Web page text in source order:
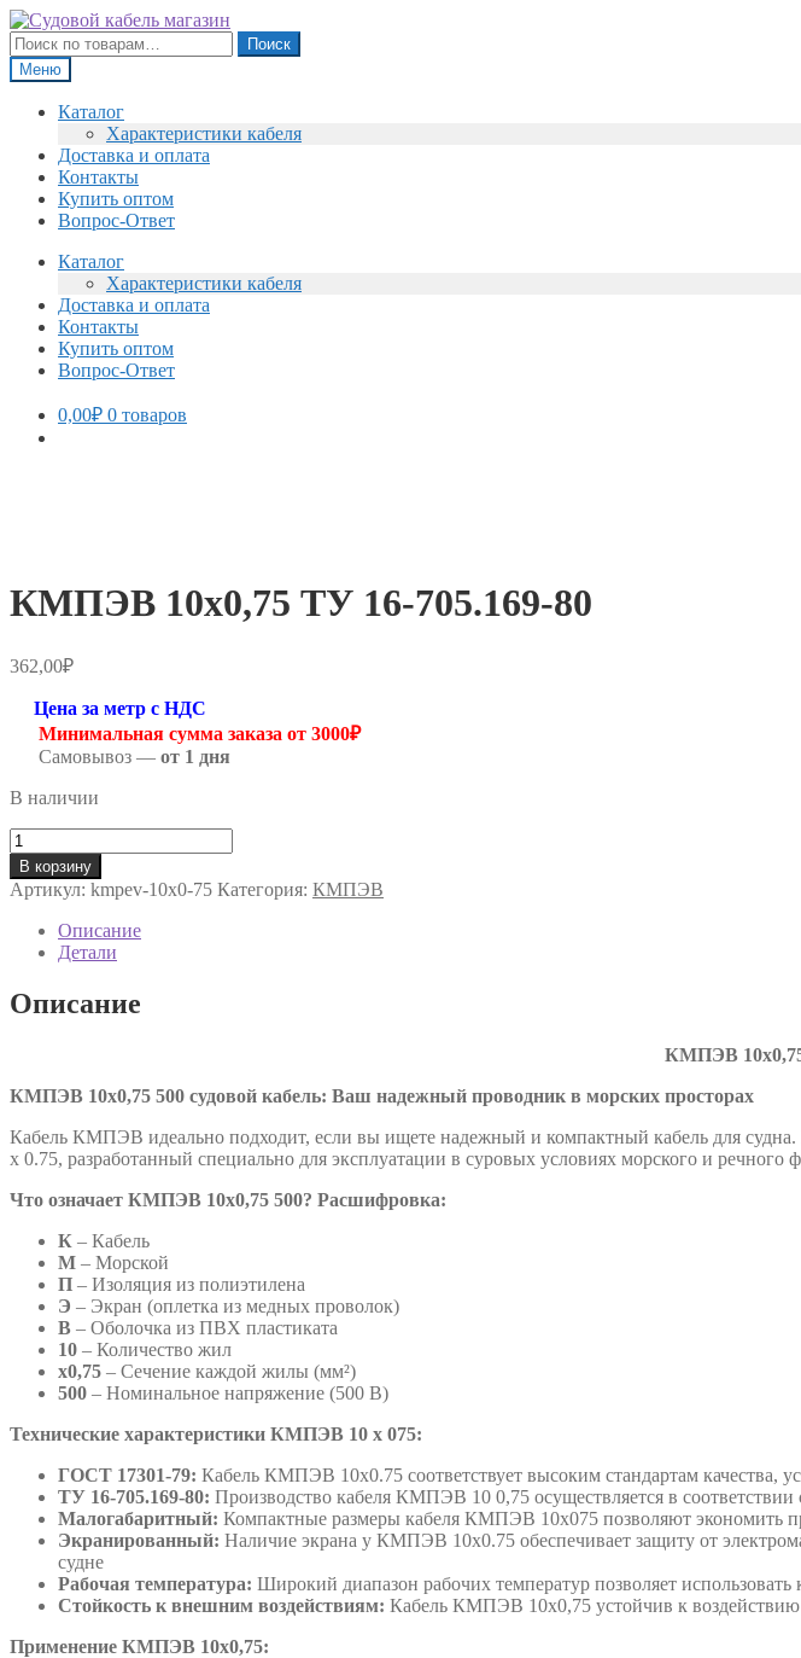
Перейти
к
навигации
Перейти
к
содержимому
Искать:
Поиск
Меню
Каталог
Характеристики кабеля
Доставка и оплата
Контакты
Купить оптом
Вопрос-Ответ
Каталог
Характеристики кабеля
Доставка и оплата
Контакты
Купить оптом
Вопрос-Ответ
0,00₽ 0 товаров
КМПЭВ 10х0,75 ТУ 16-705.169-80
362,00₽
Цена за метр с НДС
Минимальная сумма заказа от 3000₽
Самовывоз — от 1 дня
В наличии
Количество
товара
КМПЭВ
10х0,75
705.169-
80
В корзину
Артикул: kmpev-10х0-75 Категория: КМПЭВ
Описание
Детали
Описание
КМПЭВ
КМПЭВ 10х0,75 500 судовой кабель: Ваш надежный проводник в морских просторах
Кабель КМПЭВ идеально подходит, если вы ищете надежный и компактный кабель для судна.
х 0.75, разработанный специально для эксплуатации в суровых условиях морского и речного
Что означает КМПЭВ 10х0,75 500? Расшифровка:
К – Кабель
М – Морской
П – Изоляция из полиэтилена
Э – Экран (оплетка из медных проволок)
В – Оболочка из ПВХ пластиката
10 – Количество жил
х0,75 – Сечение каждой жилы (мм²)
500 – Номинальное напряжение (500 В)
Технические характеристики КМПЭВ 10 х 075:
ГОСТ 17301-79: Кабель КМПЭВ 10х0.75 соответствует высоким стандартам качества,
ТУ 16-705.169-80: Производство кабеля КМПЭВ 10 0,75 осуществляется в
Малогабаритный: Компактные размеры кабеля КМПЭВ 10х075 позволяют экономить
Экранированный: Наличие экрана у КМПЭВ 10х0.75 обеспечивает защиту от
судне
Рабочая температура: Широкий диапазон рабочих температур позволяет
Стойкость к внешним воздействиям: Кабель КМПЭВ 10х0,75 устойчив к воздействию
Применение КМПЭВ 10х0,75: